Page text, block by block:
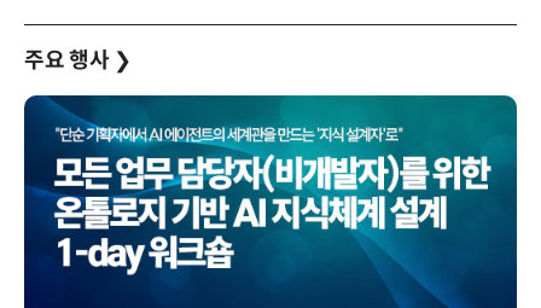
주요 행사 ❯